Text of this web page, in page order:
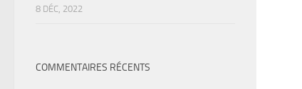
8 DÉC, 2022
COMMENTAIRES RÉCENTS